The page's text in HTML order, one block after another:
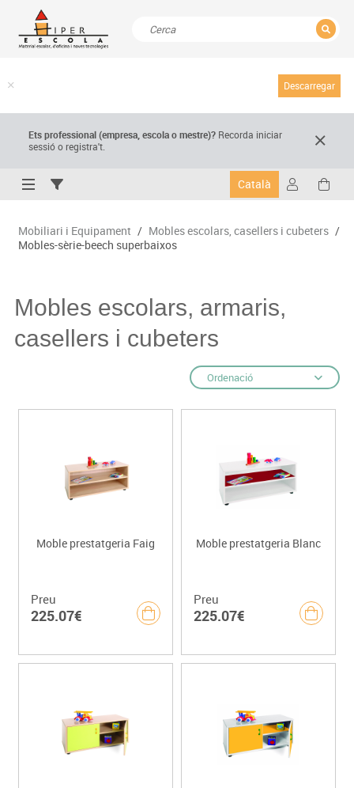
Descarregar
Ets professional (empresa,escola o mestre)? Recorda iniciar
sessió o registra't.
Català
Mobiliari i Equipament / Mobles escolars, casellers i cubeters /
Mobles-sèrie-beech superbaixos
Mobles escolars, armaris,
casellers i cubeters
Ordenació
Moble prestatgeria Faig
Preu
225.07€
Moble prestatgeria Blanc
Preu
225.07€